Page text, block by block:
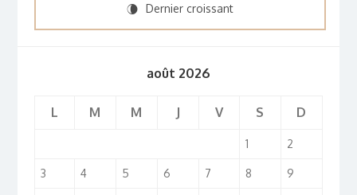
V Dernier croissant
août 2026
L M M J V S D
1 2
3 4 5 6 7 8 9